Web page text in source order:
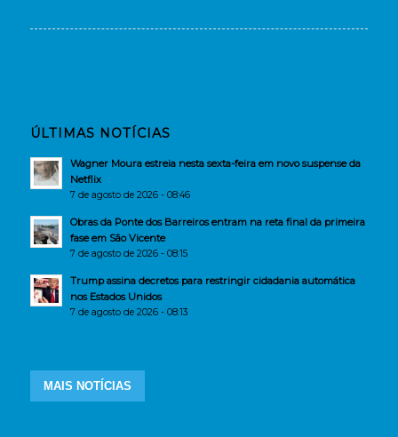
ÚLTIMAS NOTÍCIAS
Wagner Moura estreia nesta sexta-feira em novo suspense da
Netflix
7 de agosto de 2026 - 08:46
Obras da Ponte dos Barreiros entram na reta final da primeira
fase em São Vicente
7 de agosto de 2026 - 08:15
Trump assina decretos para restringir cidadania automática
nos Estados Unidos
7 de agosto de 2026 - 08:13
MAIS NOTÍCIAS